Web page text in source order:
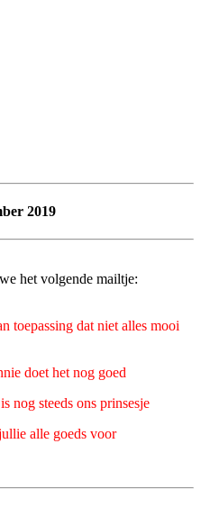
2019
het volgende mailtje:
toepassing dat niet alles mooi
doet het nog goed
nog steeds ons prinsesje
alle goeds voor